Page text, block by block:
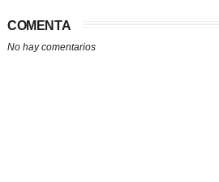
COMENTA
No hay comentarios